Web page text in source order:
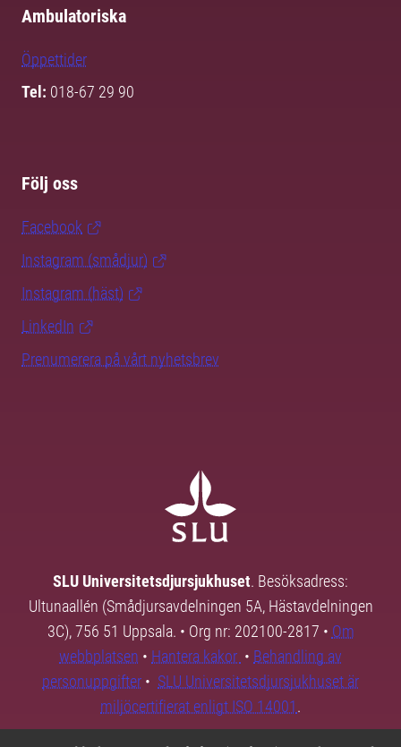
Ambulatoriska
Öppettider
Tel: 018-67 29 90
Följ oss
Facebook
Instagram (smådjur)
Instagram (häst)
LinkedIn
Prenumerera på vårt nyhetsbrev
SLU Universitetsdjursjukhuset. Besöksadress:
Ultunaallén (Smådjursavdelningen 5A, Hästavdelningen
3C), 756 51 Uppsala. • Org nr: 202100-2817 • Om
webbplatsen • Hantera kakor • Behandling av
personuppgifter • SLU Universitetsdjursjukhuset är
miljöcertifierat enligt ISO 14001.